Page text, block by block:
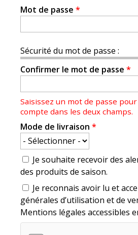
Mot de passe *
Sécurité du mot de passe :
Confirmer le mot de passe *
Saisissez un mot de passe
compte dans les deux champs.
Mode de livraison *
Je souhaite recevoir des
des produits de saison.
Je reconnais avoir lu et
générales d’utilisation et de
Mentions légales accessibles